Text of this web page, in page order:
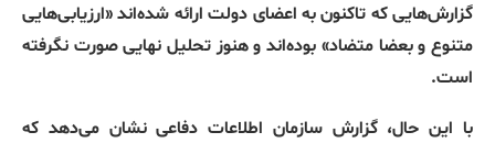
گزارش‌هایی که تاکنون به اعضای دولت ارائه شده‌اند «ارزیابی‌هایی
متنوع و بعضا متضاد» بوده‌اند و هنوز تحلیل نهایی صورت نگرفته
است.
با این حال، گزارش سازمان اطلاعات دفاعی نشان می‌دهد که